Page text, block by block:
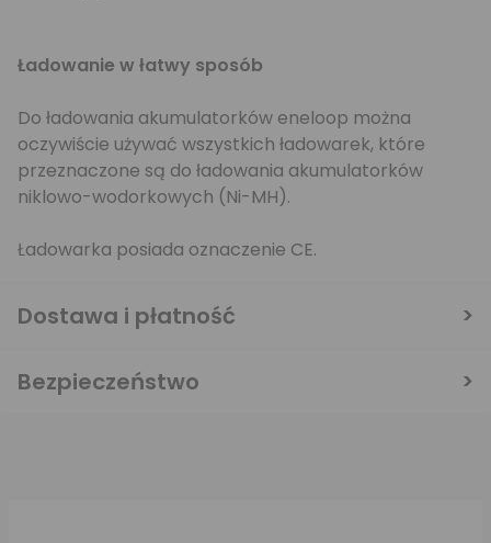
Ładowanie w łatwy sposób
Do ładowania akumulatorków eneloop można
oczywiście używać wszystkich ładowarek, które
przeznaczone są do ładowania akumulatorków
niklowo-wodorkowych (Ni-MH).
Ładowarka posiada oznaczenie CE.
Dostawa i płatność
Bezpieczeństwo